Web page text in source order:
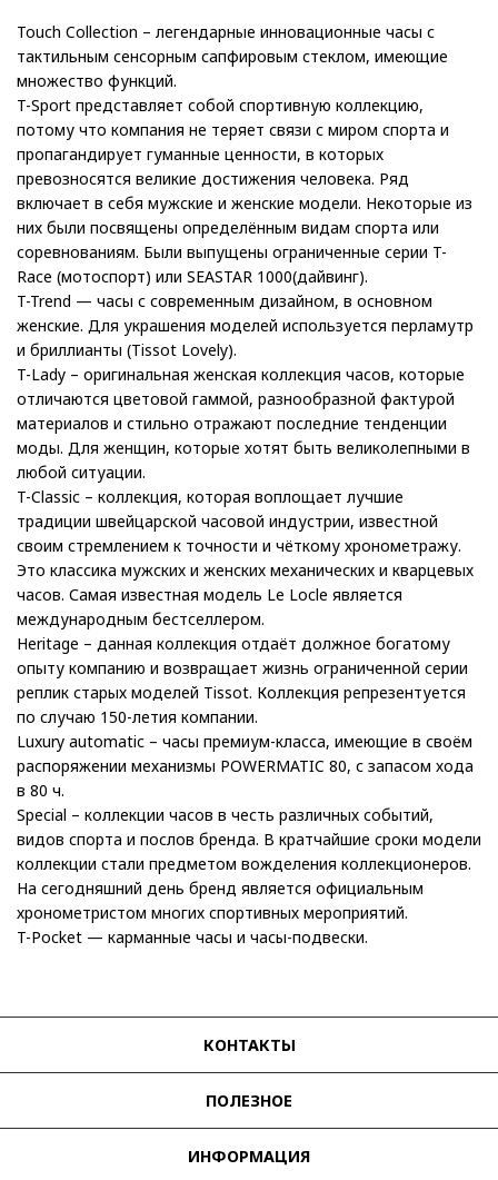
Touch Collection – легендарные инновационные часы с
тактильным сенсорным сапфировым стеклом, имеющие
множество функций.
T-Sport представляет собой спортивную коллекцию,
потому что компания не теряет связи с миром спорта и
пропагандирует гуманные ценности, в которых
превозносятся великие достижения человека. Ряд
включает в себя мужские и женские модели. Некоторые из
них были посвящены определённым видам спорта или
соревнованиям. Были выпущены ограниченные серии T-
Race (мотоспорт) или SEASTAR 1000(дайвинг).
T-Trend — часы с современным дизайном, в основном
женские. Для украшения моделей используется перламутр
и бриллианты (Tissot Lovely).
T-Lady – оригинальная женская коллекция часов, которые
отличаются цветовой гаммой, разнообразной фактурой
материалов и стильно отражают последние тенденции
моды. Для женщин, которые хотят быть великолепными в
любой ситуации.
T-Classic – коллекция, которая воплощает лучшие
традиции швейцарской часовой индустрии, известной
своим стремлением к точности и чёткому хронометражу.
Это классика мужских и женских механических и кварцевых
часов. Самая известная модель Le Locle является
международным бестселлером.
Heritage – данная коллекция отдаёт должное богатому
опыту компанию и возвращает жизнь ограниченной серии
реплик старых моделей Tissot. Коллекция репрезентуется
по случаю 150-летия компании.
Luxury automatic – часы премиум-класса, имеющие в своём
распоряжении механизмы POWERMATIC 80, с запасом хода
в 80 ч.
Special – коллекции часов в честь различных событий,
видов спорта и послов бренда. В кратчайшие сроки модели
коллекции стали предметом вожделения коллекционеров.
На сегодняшний день бренд является официальным
хронометристом многих спортивных мероприятий.
T-Pocket — карманные часы и часы-подвески.
КОНТАКТЫ
ПОЛЕЗНОЕ
ИНФОРМАЦИЯ